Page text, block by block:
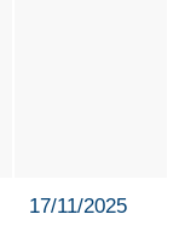
17/11/2025